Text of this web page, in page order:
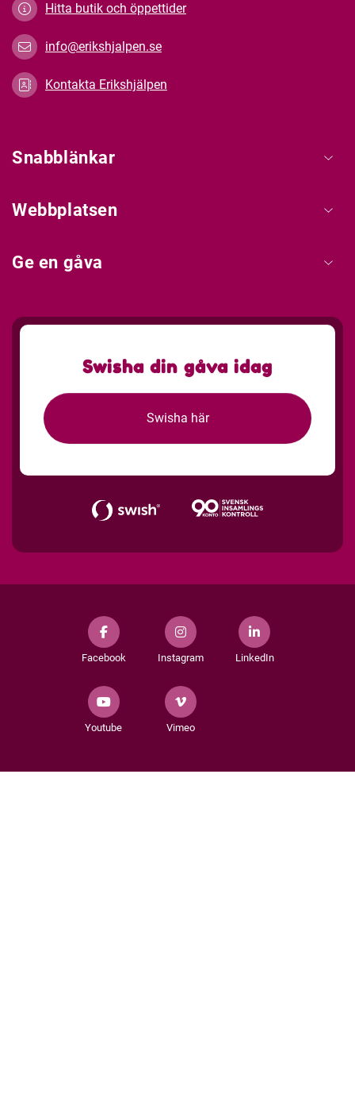
Hitta butik och öppettider
info@erikshjalpen.se
Kontakta Erikshjälpen
Snabblänkar
Webbplatsen
Ge en gåva
Swisha din gåva idag
Swisha här
Facebook Instagram LinkedIn
Youtube Vimeo